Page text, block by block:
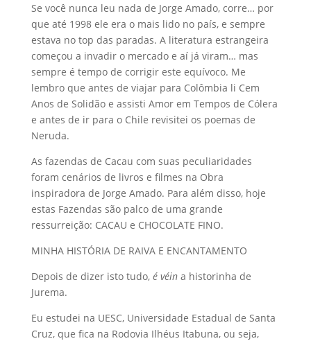
Se você nunca leu nada de Jorge Amado, corre… por
que até 1998 ele era o mais lido no país, e sempre
estava no top das paradas. A literatura estrangeira
começou a invadir o mercado e aí já viram… mas
sempre é tempo de corrigir este equívoco. Me
lembro que antes de viajar para Colômbia li Cem
Anos de Solidão e assisti Amor em Tempos de Cólera
e antes de ir para o Chile revisitei os poemas de
Neruda.
As fazendas de Cacau com suas peculiaridades
foram cenários de livros e filmes na Obra
inspiradora de Jorge Amado. Para além disso, hoje
estas Fazendas são palco de uma grande
ressurreição: CACAU e CHOCOLATE FINO.
MINHA HISTÓRIA DE RAIVA E ENCANTAMENTO
Depois de dizer isto tudo, é véina historinha de
Jurema.
Eu estudei na UESC, Universidade Estadual de Santa
Cruz, que fica na Rodovia Ilhéus Itabuna, ou seja,